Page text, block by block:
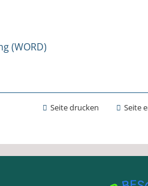
(WORD)
Seite drucken Seite